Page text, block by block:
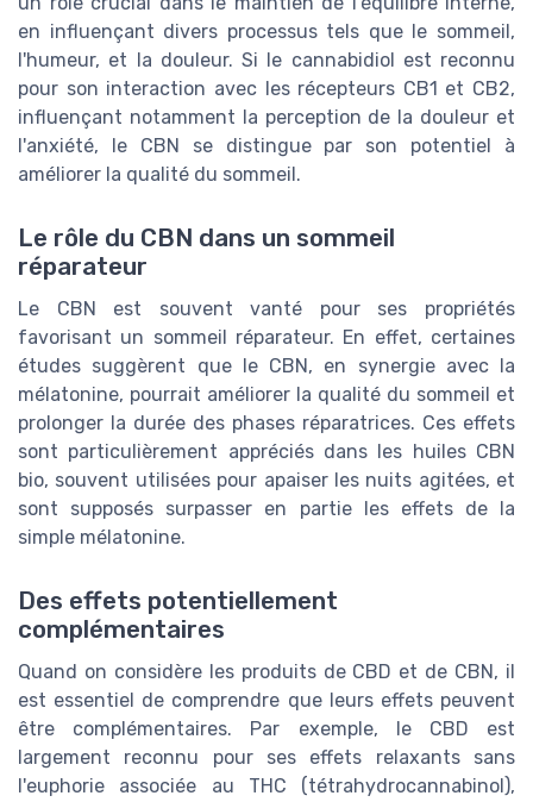
en influençant divers processus tels que le sommeil,
l'humeur, et la douleur. Si le cannabidiol est reconnu
pour son interaction avec les récepteurs CB1 et CB2,
influençant notamment la perception de la douleur et
l'anxiété, le CBN se distingue par son potentiel à
améliorer la qualité du sommeil.
Le rôle du CBN dans un sommeil
réparateur
Le CBN est souvent vanté pour ses propriétés
favorisant un sommeil réparateur. En effet, certaines
études suggèrent que le CBN, en synergie avec la
mélatonine, pourrait améliorer la qualité du sommeil et
prolonger la durée des phases réparatrices. Ces effets
sont particulièrement appréciés dans les huiles CBN
bio, souvent utilisées pour apaiser les nuits agitées, et
sont supposés surpasser en partie les effets de la
simple mélatonine.
Des effets potentiellement
complémentaires
Quand on considère les produits de CBD et de CBN, il
est essentiel de comprendre que leurs effets peuvent
être complémentaires. Par exemple, le CBD est
largement reconnu pour ses effets relaxants sans
l'euphorie associée au THC (tétrahydrocannabinol),